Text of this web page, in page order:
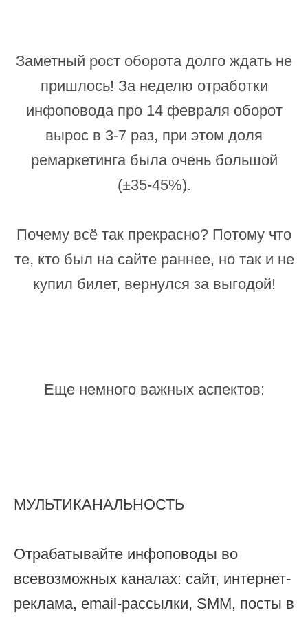
Заметный рост оборота долго ждать не
пришлось! За неделю отработки
инфоповода про 14 февраля оборот
вырос в 3-7 раз, при этом доля
ремаркетинга была очень большой
(±35-45%).
Почему всё так прекрасно? Потому что
те, кто был на сайте раннее, но так и не
купил билет, вернулся за выгодой!
Еще немного важных аспектов:
МУЛЬТИКАНАЛЬНОСТЬ
Отрабатывайте инфоповоды во
всевозможных каналах: сайт, интернет-
реклама, email-рассылки, SMM, посты в